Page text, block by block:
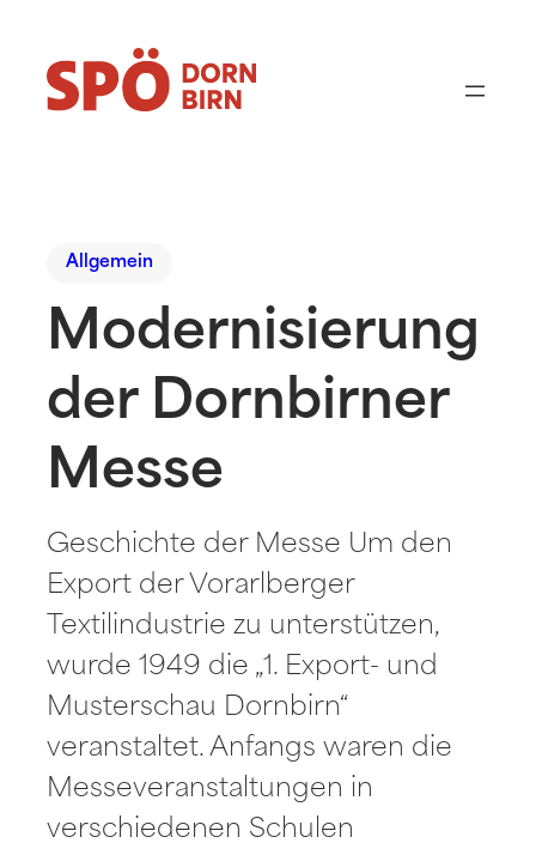
Allgemein
Modernisierung
der Dornbirner
Messe
Geschichte der Messe Um den
Export der Vorarlberger
Textilindustrie zu unterstützen,
wurde 1949 die „1. Export- und
Musterschau Dornbirn“
veranstaltet. Anfangs waren die
Messeveranstaltungen in
verschiedenen Schulen